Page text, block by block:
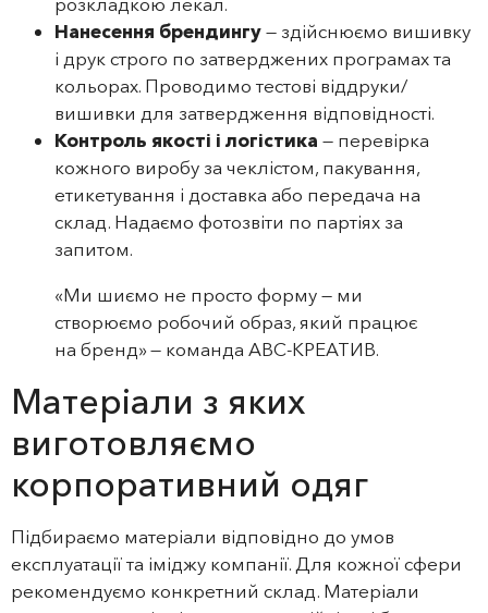
Нанесення брендингу— здійснюємо вишивку
і друк строго по затверджених програмах та
кольорах. Проводимо тестові віддруки/
вишивки для затвердження відповідності.
Контроль якості і логістика — перевірка
кожного виробу за чеклістом, пакування,
етикетування і доставка або передача на
склад. Надаємо фотозвіти по партіях за
запитом.
«Ми шиємо не просто форму — ми
створюємо робочий образ, який працює
на бренд» — команда АВС‑КРЕАТИВ.
Матеріали з яких
виготовляємо
корпоративний одяг
Підбираємо матеріали відповідно до умов
експлуатації та іміджу компанії. Для кожної сфери
рекомендуємо конкретний склад. Матеріали